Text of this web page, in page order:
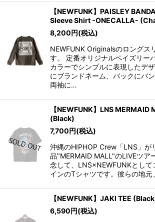
【NEWFUNK】PAISLEY
Sleeve Shirt -ONECALLA-
8,200円(税込)
NEWFUNK Originalsのロングス
す。 定番オリジナルペイズリー
カラーでシンプルに表現したデ
にブランドネーム、バックにバン
両袖に…
【NEWFUNK】LNS MERMAID
(Black)
7,700円(税込)
沖縄のHIPHOP Crew「LNS」が
品"MERMAID MALL"のLIVEツア
念して、LNS×NEWFUNKとして
インのTシャツです。彼らの地
【NEWFUNK】JAKI TEE
6,590円(税込)